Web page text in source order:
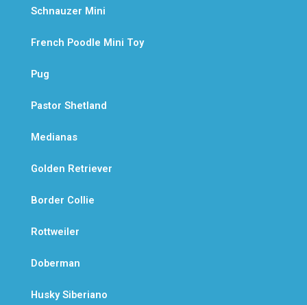
Schnauzer Mini
French Poodle Mini Toy
Pug
Pastor Shetland
Medianas
Golden Retriever
Border Collie
Rottweiler
Doberman
Husky Siberiano